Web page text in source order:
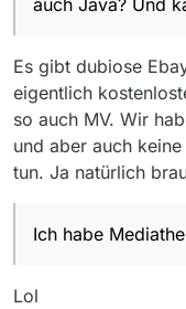
auch Java? Und
Es gibt dubiose
eigentlich
so auch MV. Wir
und aber auch
tun. Ja natürlich
Ich habe
Lol